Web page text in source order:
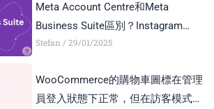
Meta Account Centre和Meta
Business Suite區別？Instagram
Business Account和Creator Account
Stefan 29/01/2025
WooCommerce的購物車圖標在管理
員登入狀態下正常，但在訪客模式下